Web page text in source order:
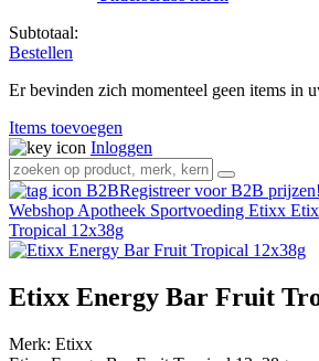
Subtotaal:
Bestellen
Er bevinden zich momenteel geen items in
Items toevoegen
Inloggen
Registreer voor B2B prijzen!
Webshop Apotheek Sportvoeding Etixx
Tropical 12x38g
Etixx Energy Bar Fruit
Merk: Etixx